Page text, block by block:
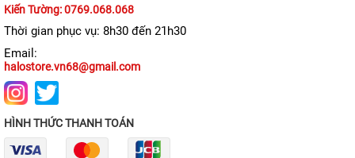
iPhone 11
iPhone XS Max
iPhone XS
APPLE IPAD
APPLE WATCH
Kiến Tường: 0769.068.068
Thời gian phục vụ: 8h30 đến 21h30
Email:
halostore.vn68@gmail.com
HÌNH THỨC THANH TOÁN